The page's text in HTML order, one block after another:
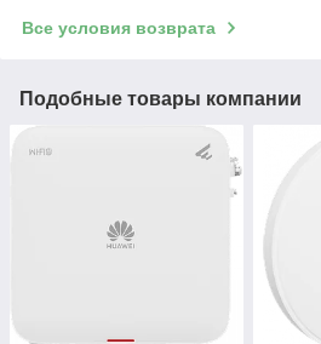
Все условия возврата
Подобные товары компании